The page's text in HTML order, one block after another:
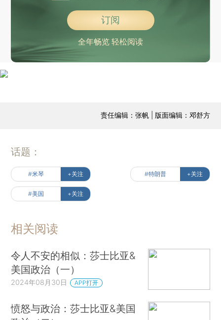
订阅
全年畅览 轻松阅读
责任编辑：张帆 | 版面编辑：邓舒方
话题：
#米琴 +关注 #特朗普 +关注
#美国 +关注
相关阅读
令人不安的相似：莎士比亚&
美国政治（一）
2024年08月30日 APP打开
愤怒与政治：莎士比亚&美国